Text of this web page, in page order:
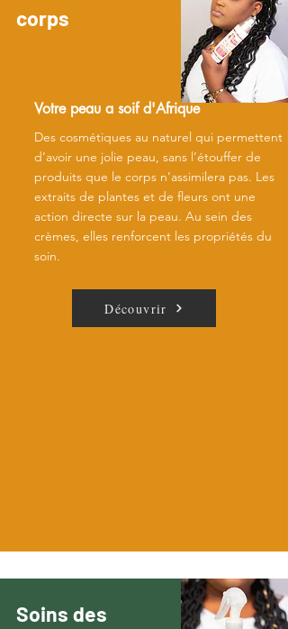
corps
Votre peau a soif d'Afrique
Des cosmétiques au naturel qui permettent
d’avoir une jolie peau, sans l’étouffer de
produits que le corps n’assimilera pas. Les
extraits de plantes et de fleurs ont une
action directe sur la peau. Au sein des
crèmes, elles renforcent les propriétés du
soin.
Découvrir
Soins des